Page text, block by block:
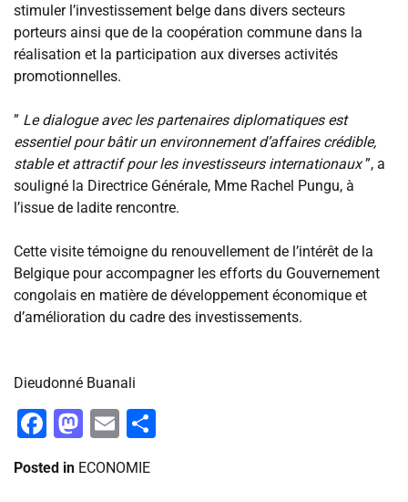
stimuler l’investissement belge dans divers secteurs
porteurs ainsi que de la coopération commune dans la
réalisation et la participation aux diverses activités
promotionnelles.
‎” Le dialogue avec les partenaires diplomatiques est
essentiel pour bâtir un environnement d’affaires crédible,
stable et attractif pour les investisseurs internationaux”, a
souligné la Directrice Générale, Mme Rachel Pungu, à
l’issue de ladite rencontre.
‎Cette visite témoigne du renouvellement de l’intérêt de la
Belgique pour accompagner les efforts du Gouvernement
congolais en matière de développement économique et
d’amélioration du cadre des investissements.
‎Dieudonné Buanali
Facebook
Mastodon
Email
Posted in ECONOMIE